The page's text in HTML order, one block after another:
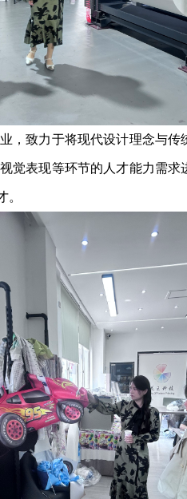
致力于将现代设计理念与传
觉表现等环节的人才能力需
。